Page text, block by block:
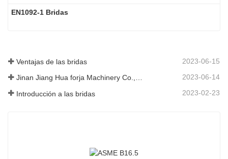
EN1092-1 Bridas
Ventajas de las bridas 2023-06-15
Jinan Jiang Hua forja Machinery Co., Ltd 2023-06-14
Introducción a las bridas 2023-02-23